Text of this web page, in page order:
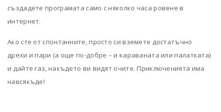
създадете програмата само с няколко часа ровене в
интернет.
Ако сте от спонтанните, просто си вземете достатъчно
дрехи и пари (а още по-добре – и караваната или палатката)
и дайте газ, накъдето ви видят очите. Приключенията има
навсякъде!